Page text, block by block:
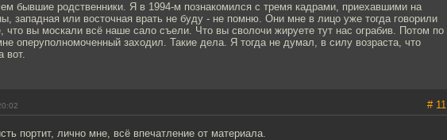
бывшие родственники. Я в 1994-м познакомился с тремя кадрами, приехавшими на
западная или восточная врать не буду - не помню. Они мне в лицо уже тогда говорили
что вы москали всё наше сало съели. Что вы сволочи жируете тут нас ограбив. Потом по
оперуполномоченный заходил. Такие дела. Я тогда не думал, в силу возраста, что
вот.
# 11
портит, лично мне, всё впечатление от материала.